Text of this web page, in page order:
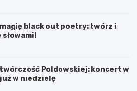
black out poetry: twórz i
słowami!
Poldowskiej: koncert w
już w niedzielę